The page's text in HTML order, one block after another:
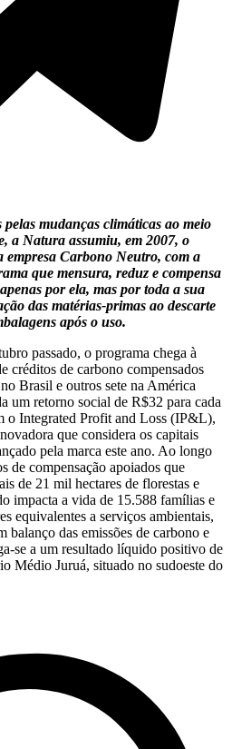
mudanças climáticas ao meio
a Natura assumiu, em 2007, o
empresa Carbono Neutro, com a
que mensura, reduz e compensa
por ela, mas por toda a sua
das matérias-primas ao descarte
após o uso.
passado, o programa chega à
créditos de carbono compensados
Brasil e outros sete na América
um retorno social de R$32 para cada
o Integrated Profit and Loss (IP&L),
que considera os capitais
pela marca este ano. Ao longo
de compensação apoiados que
de 21 mil hectares de florestas e
impacta a vida de 15.588 famílias e
equivalentes a serviços ambientais,
balanço das emissões de carbono e
se a um resultado líquido positivo de
Médio Juruá, situado no sudoeste do